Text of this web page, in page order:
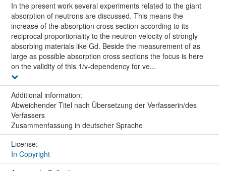
In the present work several experiments related to the giant
absorption of neutrons are discussed. This means the
increase of the absorption cross section according to its
reciprocal proportionality to the neutron velocity of strongly
absorbing materials like Gd. Beside the measurement of as
large as possible absorption cross sections the focus is here
on the validity of this 1/v-dependency for ve...
Additional information:
Abweichender Titel nach Übersetzung der Verfasserin/des
Verfassers
Zusammenfassung in deutscher Sprache
License:
In Copyright